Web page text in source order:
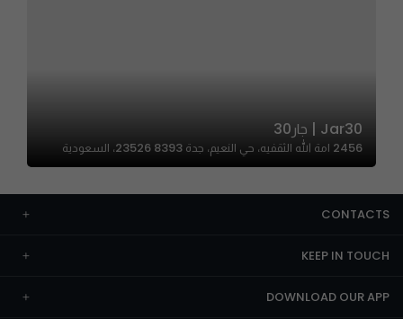
Jar30 | جار30
2456 امة الله الثقفيه، حي النعيم، جدة 23526 8393، السعودية
CONTACTS
KEEP IN TOUCH
DOWNLOAD OUR APP